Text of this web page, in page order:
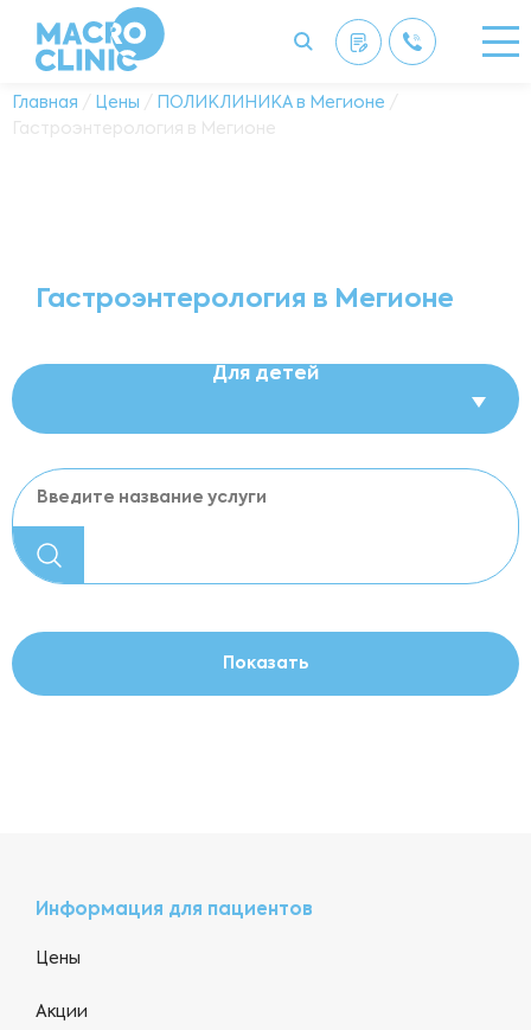
Главная / Цены / ПОЛИКЛИНИКА в Мегионе /
Гастроэнтерология в Мегионе
Гастроэнтерология в Мегионе
Для детей
Информация для пациентов
Цены
Акции